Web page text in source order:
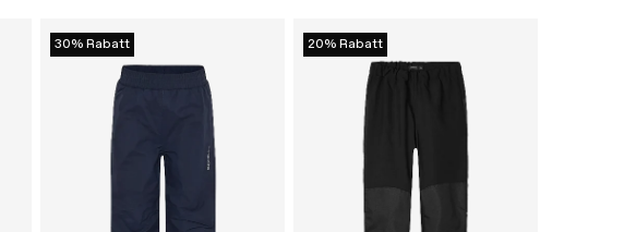
30% Rabatt 20% Rabatt